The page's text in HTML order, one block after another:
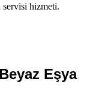
servisi hizmeti.
Beyaz Eşya